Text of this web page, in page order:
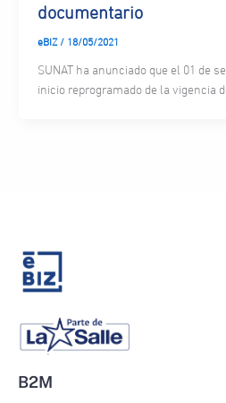
documentario
eBIZ / 18/05/2021
SUNAT ha anunciado que el 01 de
inicio reprogramado de la vigencia
B2M